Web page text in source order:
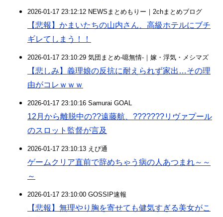
2026-01-17 23:12:12 NEWSまとめもりー｜2chまとめブログ
【悲報】かまいたちの山内さん、高級ホテルにブチ
ギレてしまう！！
2026-01-17 23:10:29 気団まとめ-噫無情-｜嫁・浮気・メシマズ
【悲しみ】義理娘の反抗に耐えられず家出…その理
由がコレｗｗｗ
2026-01-17 23:10:16 Samurai GOAL
12月から離脱中の??遠藤航、???????リヴァプール
のスロット監督が言及
2026-01-17 23:10:13 えび通
ゲームクリア直前で辞めちゃう病の人あつまれ～～
～
2026-01-17 23:10:00 GOSSIP速報
【悲報】無理やり胸を寄せても健気すぎる美女がこ